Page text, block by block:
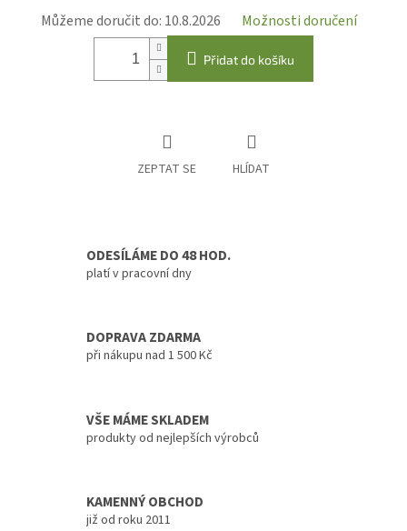
Můžeme doručit do: 10.8.2026 Možnosti doručení
Přidat do košíku
ZEPTAT SE HLÍDAT
ODESÍLÁME DO 48 HOD.
platí v pracovní dny
DOPRAVA ZDARMA
při nákupu nad 1 500 Kč
VŠE MÁME SKLADEM
produkty od nejlepších výrobců
KAMENNÝ OBCHOD
již od roku 2011